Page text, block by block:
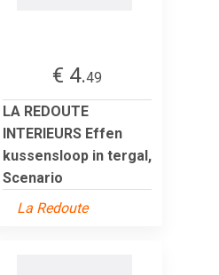
€ 4.49
LA REDOUTE
INTERIEURS Effen
kussensloop in tergal,
Scenario
La Redoute